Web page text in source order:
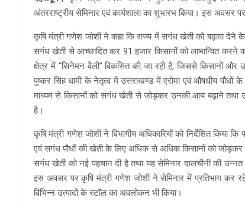
अंतरराष्ट्रीय सेमिनार एवं कार्यशाला का शुभारंभ किया। इस अवसर पर
कृषि मंत्री गणेश जोशी ने कहा कि राज्य में सगंध खेती को बढ़ावा देने
सगंध खेती से आच्छादित कर 91 हजार किसानों को लाभान्वित करने
क्षेत्र में “सिनेमन वैली” विकसित की जा रही है, जिससे किसानों
पुष्कर सिंह धामी के नेतृत्व में उत्तराखण्ड में एरोमा एवं औषधीय पौधों
माध्यम से किसानों को सगंध खेती से जोड़कर उनकी आय बढ़ाने तथा
है।
कृषि मंत्री गणेश जोशी ने विभागीय अधिकारियों को निर्देशित किया
एवं सगंध पौधों की खेती के लिए अधिक से अधिक किसानों को जोड़कर
सगंध खेती को नई पहचान दी है तथा यह सेमिनार दालचीनी की
इस अवसर पर कृषि मंत्री गणेश जोशी ने सेमिनार में प्रतिभाग कर रहे
विभिन्न उत्पादों के स्टॉल का अवलोकन भी किया।